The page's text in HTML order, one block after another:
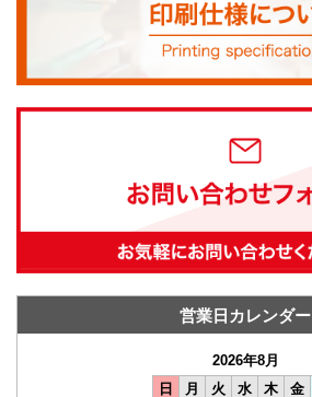
営業日カレンダー
2026年8月
日
月 火 水 木 金